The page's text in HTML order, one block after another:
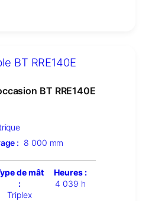
BT RRE140E
: 8 000 mm
de mât
:
Triplex
Heures :
4 039 h